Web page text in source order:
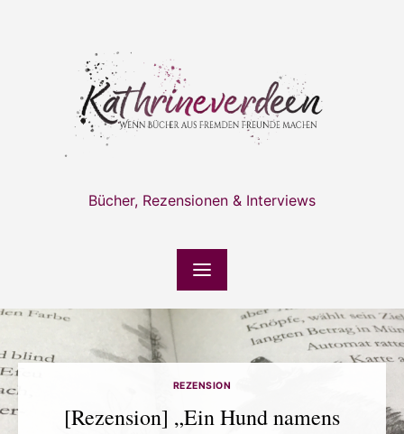
Bücher, Rezensionen & Interviews
REZENSION
[Rezension] „Ein Hund namens